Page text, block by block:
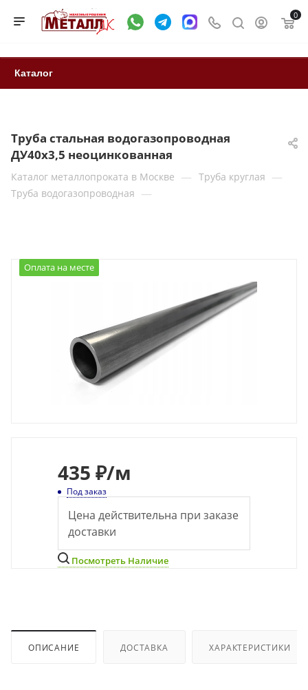
0
Каталог
Труба стальная водогазопроводная
ДУ40х3,5 неоцинкованная
Каталог металлопроката в Москве — Труба круглая —
Труба водогазопроводная —
Оплата на месте
435 ₽/м
Под заказ
Цена действительна при заказе
доставки
Посмотреть Наличие
ОПИСАНИЕ ДОСТАВКА ХАРАКТЕРИСТИКИ